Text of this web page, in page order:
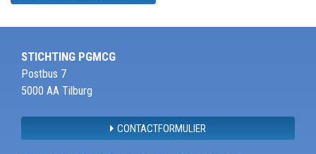
STICHTING PGMCG
Postbus 7
5000 AA Tilburg
CONTACTFORMULIER